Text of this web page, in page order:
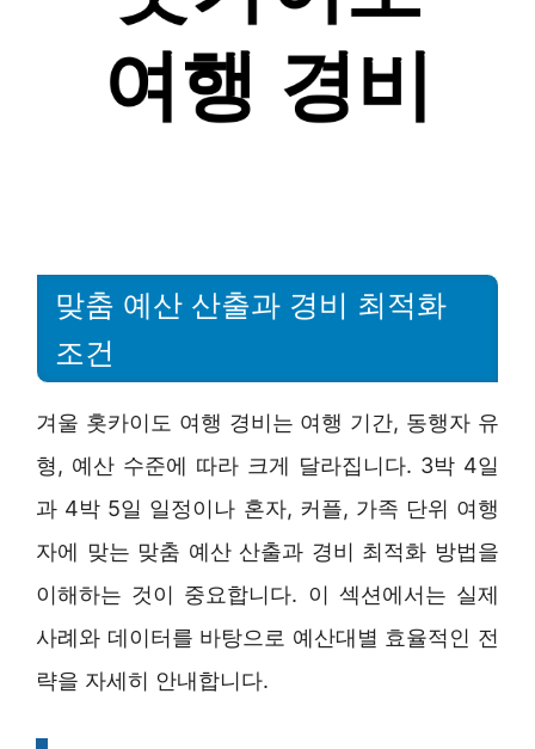
맞춤 예산 산출과 경비 최적화
조건
겨울 홋카이도 여행 경비는 여행 기간, 동행자 유
형, 예산 수준에 따라 크게 달라집니다. 3박 4일
과 4박 5일 일정이나 혼자, 커플, 가족 단위 여행
자에 맞는 맞춤 예산 산출과 경비 최적화 방법을
이해하는 것이 중요합니다. 이 섹션에서는 실제
사례와 데이터를 바탕으로 예산대별 효율적인 전
략을 자세히 안내합니다.